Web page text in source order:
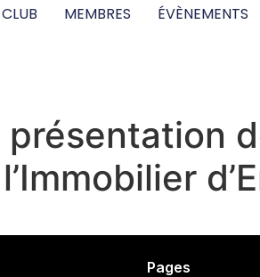
CLUB MEMBRES ÉVÈNEMENTS
Pages